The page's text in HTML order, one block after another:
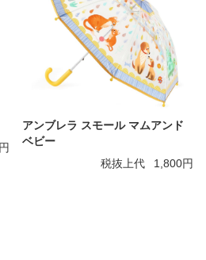
アンブレラ スモール マムアンド
ベビー
税抜上代
1,800円